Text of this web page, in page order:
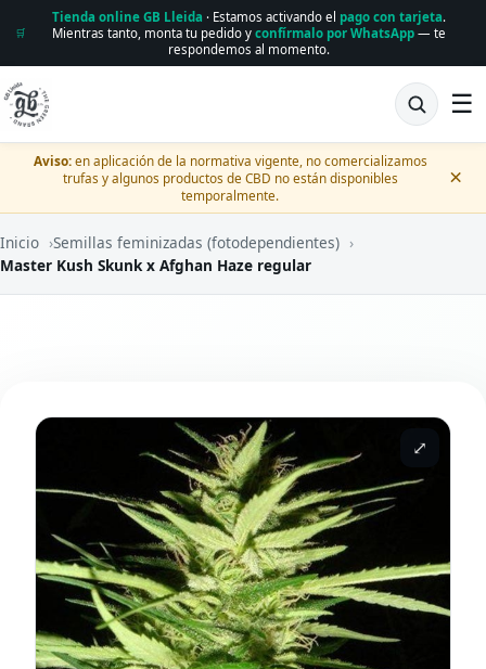
🛒
Tienda online GB Lleida · Estamos activando el pago con tarjeta.
Mientras tanto, monta tu pedido y confírmalo por WhatsApp— te
respondemos al momento.
☰
Aviso:en aplicación de la normativa vigente, no comercializamos
trufas y algunos productos de CBD no están disponibles
temporalmente.
×
Inicio ›Semillas feminizadas (fotodependientes) ›
Master Kush Skunk x Afghan Haze regular
⤢